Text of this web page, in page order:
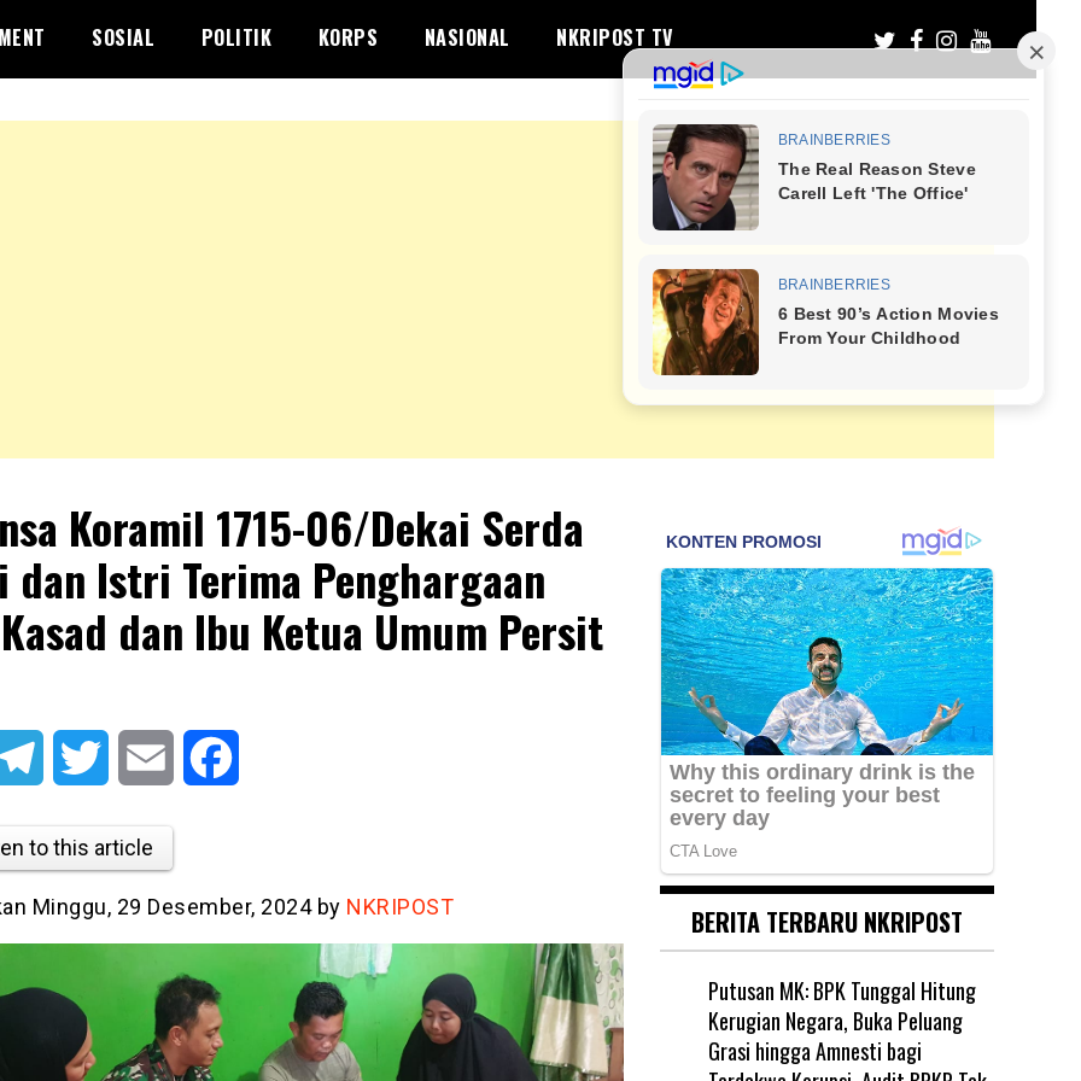
SOSIAL POLITIK KORPS NASIONAL NKRIPOST TV
Koramil 1715-06/Dekai Serda
dan Istri Terima Penghargaan
dan Ibu Ketua Umum Persit
Telegram Twitter Email
to this article
Minggu, 29 Desember, 2024 by NKRIPOST BERITA TERBARU NKRIPOST
Putusan MK: BPK Tunggal Hitung
Kerugian Negara, Buka Peluang
Grasi hingga Amnesti bagi